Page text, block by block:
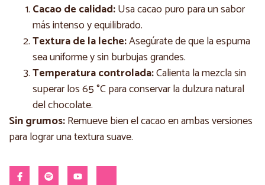
Cacao de calidad:Usa cacao puro para un sabor
más intenso y equilibrado.
Textura de la leche:Asegúrate de que la espuma
sea uniforme y sin burbujas grandes.
Temperatura controlada:Calienta la mezcla sin
superar los 65 °C para conservar la dulzura natural
del chocolate.
Sin grumos:Remueve bien el cacao en ambas versiones
para lograr una textura suave.